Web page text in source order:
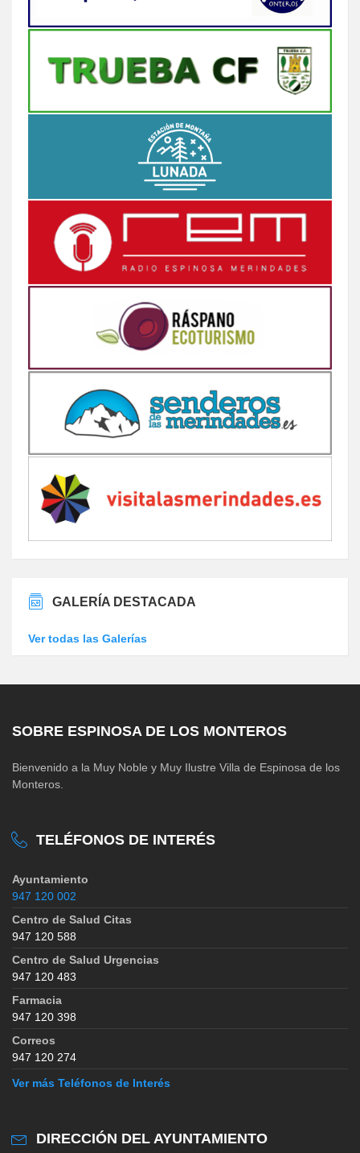
GALERÍA DESTACADA
Ver todas las Galerías
SOBRE ESPINOSA DE LOS MONTEROS
Bienvenido a la Muy Noble y Muy Ilustre Villa de Espinosa de los
Monteros.
TELÉFONOS DE INTERÉS
Ayuntamiento
947 120 002
Centro de Salud Citas
947 120 588
Centro de Salud Urgencias
947 120 483
Farmacia
947 120 398
Correos
947 120 274
Ver más Teléfonos de Interés
DIRECCIÓN DEL AYUNTAMIENTO